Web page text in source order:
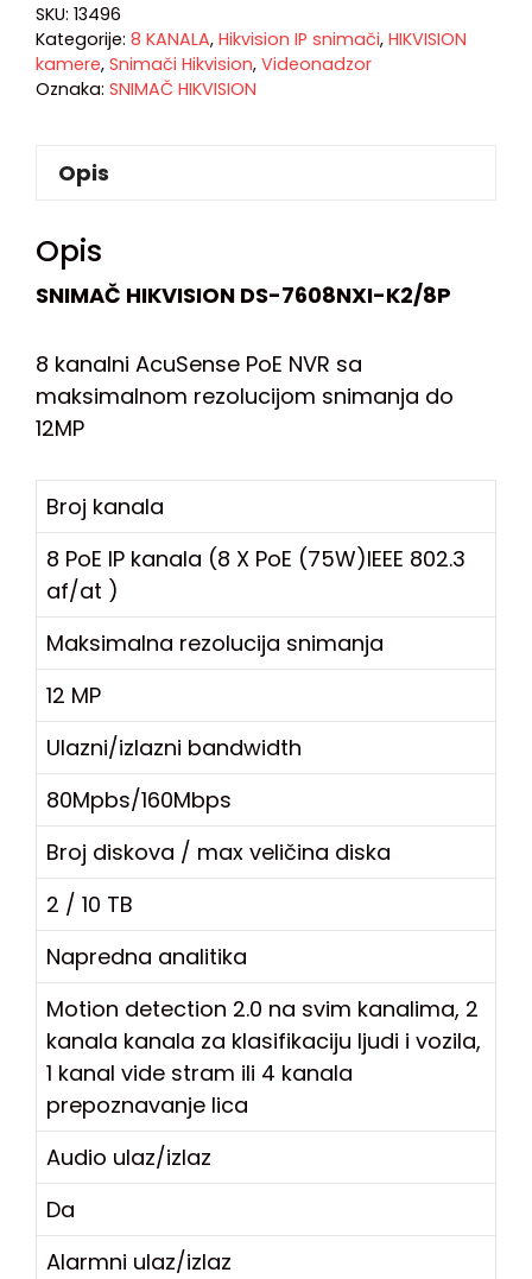
SKU: 13496
Kategorije: 8 KANALA, Hikvision IP snimači, HIKVISION
kamere, Snimači Hikvision, Videonadzor
Oznaka: SNIMAČ HIKVISION
Opis
Opis
SNIMAČ HIKVISION DS-7608NXI-K2/8P
8 kanalni AcuSense PoE NVR sa
maksimalnom rezolucijom snimanja do
12MP
Broj kanala
8 PoE IP kanala (8 X PoE (75W)IEEE 802.3
af/at )
Maksimalna rezolucija snimanja
12 MP
Ulazni/izlazni bandwidth
80Mpbs/160Mbps
Broj diskova / max veličina diska
2 / 10 TB
Napredna analitika
Motion detection 2.0 na svim kanalima, 2
kanala kanala za klasifikaciju ljudi i vozila,
1 kanal vide stram ili 4 kanala
prepoznavanje lica
Audio ulaz/izlaz
Da
Alarmni ulaz/izlaz